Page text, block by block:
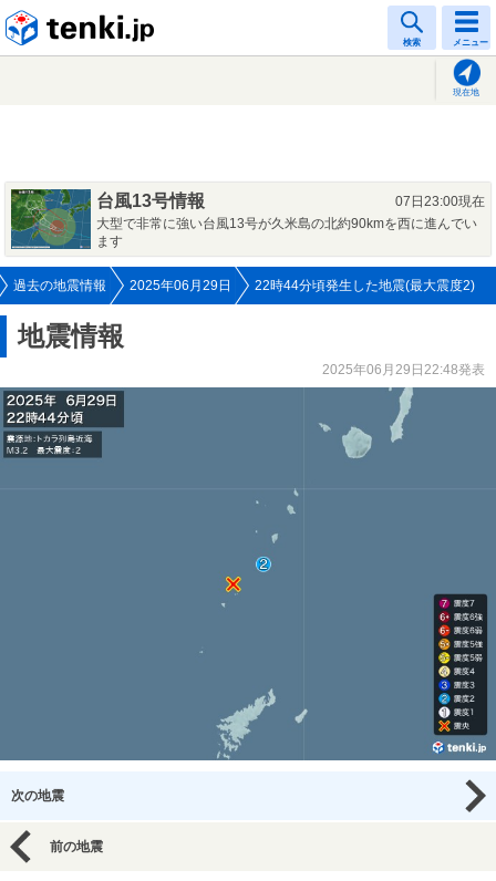
検索 メニュー
現在地
台風13号情報
07日23:00現在
大型で非常に強い台風13号が久米島の北約90kmを西に進んでい
ます
過去の地震情報 2025年06月29日 22時44分頃発生した地震(最大震度2)
地震情報
2025年06月29日22:48発表
次の地震
前の地震